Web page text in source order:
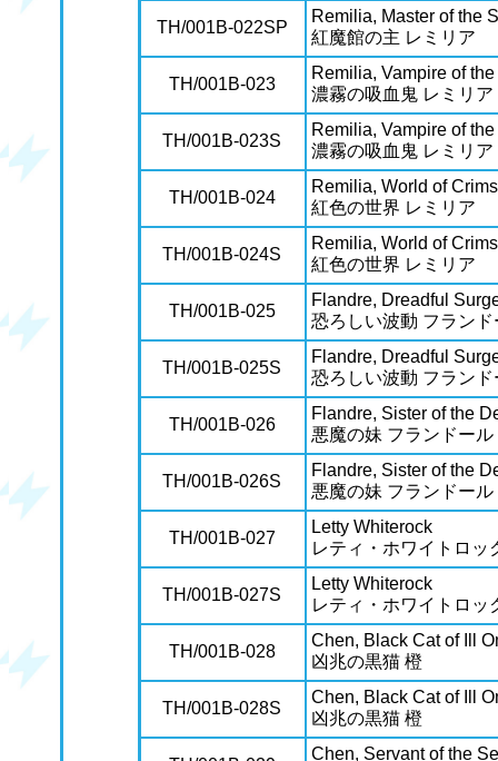
TH/001B-022SP
Remilia, Master of the
紅魔館の主 レミリア
TH/001B-023
Remilia, Vampire of
濃霧の吸血鬼 レミリア
TH/001B-023S
Remilia, Vampire of
濃霧の吸血鬼 レミリア
TH/001B-024
Remilia, World of
紅色の世界 レミリア
TH/001B-024S
Remilia, World of
紅色の世界 レミリア
TH/001B-025
Flandre, Dreadful
恐ろしい波動 フランド
TH/001B-025S
Flandre, Dreadful
恐ろしい波動 フランド
TH/001B-026
Flandre, Sister of the
悪魔の妹 フランドール
TH/001B-026S
Flandre, Sister of the
悪魔の妹 フランドール
TH/001B-027
Letty Whiterock
レティ・ホワイトロッ
TH/001B-027S
Letty Whiterock
レティ・ホワイトロッ
TH/001B-028
Chen, Black Cat of Ill
凶兆の黒猫 橙
TH/001B-028S
Chen, Black Cat of Ill
凶兆の黒猫 橙
Chen, Servant of the